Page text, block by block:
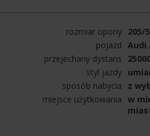
rozmiar opony 205/
pojazd Audi
przejechany dystans
styl jazdy
sposób nabycia
z
miejsce użytkowania w